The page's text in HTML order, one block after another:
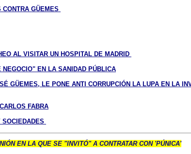
GÜEMES
AL VISITAR UN HOSPITAL DE MADRID
EN LA SANIDAD PÚBLICA
GÜEMES, LE PONE ANTI CORRUPCIÓN LA LUPA EN LA
FABRA
SOCIEDADES
EN LA QUE SE "INVITÓ" A CONTRATAR CON 'PÚNICA'